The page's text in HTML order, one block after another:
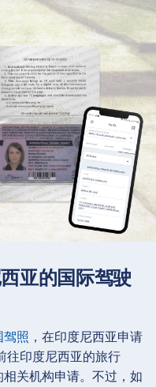
亚的国际驾驶
驾照 ，在印度尼西亚申请
往印度尼西亚的旅行
关机构申请。不过，如